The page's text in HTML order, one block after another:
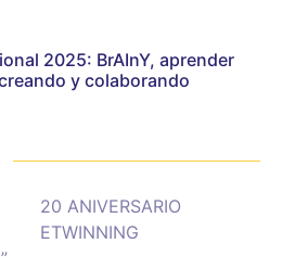
2025: BrAInY, aprender
y colaborando
20 ANIVERSARIO
ETWINNING